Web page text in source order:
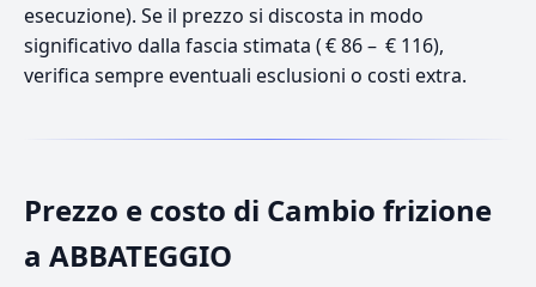
esecuzione). Se il prezzo si discosta in modo
significativo dalla fascia stimata ( € 86 – € 116),
verifica sempre eventuali esclusioni o costi extra.
Prezzo e costo di Cambio frizione
a ABBATEGGIO